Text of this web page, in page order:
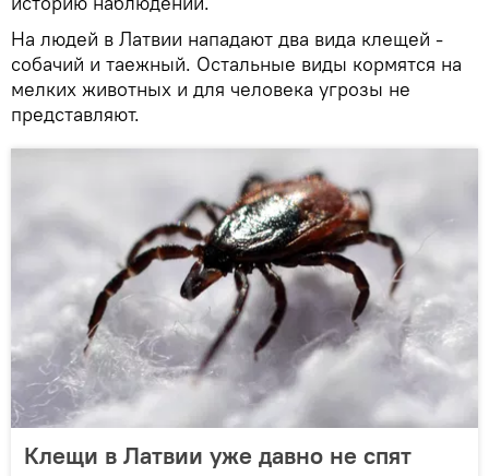
На людей в Латвии нападают два вида клещей -
собачий и таежный. Остальные виды кормятся на
мелких животных и для человека угрозы не
представляют.
Клещи в Латвии уже давно не спят